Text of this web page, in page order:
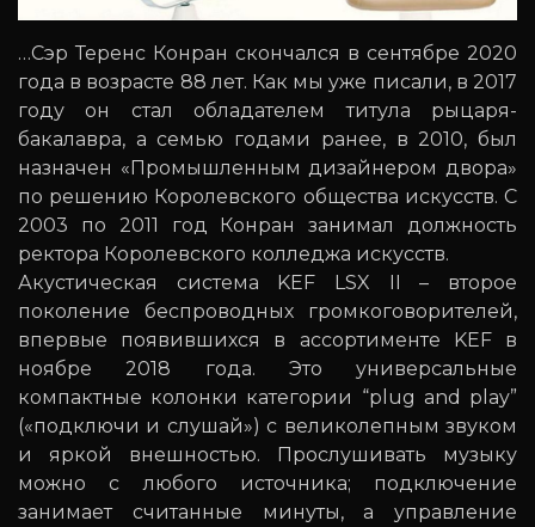
…Сэр Теренс Конран скончался в сентябре 2020
года в возрасте 88 лет. Как мы уже писали, в 2017
году он стал обладателем титула рыцаря-
бакалавра, а семью годами ранее, в 2010, был
назначен «Промышленным дизайнером двора»
по решению Королевского общества искусств. С
2003 по 2011 год Конран занимал должность
ректора Королевского колледжа искусств.
Акустическая система KEF LSX II – второе
поколение беспроводных громкоговорителей,
впервые появившихся в ассортименте KEF в
ноябре 2018 года. Это универсальные
компактные колонки категории “plug and play”
(«подключи и слушай») с великолепным звуком
и яркой внешностью. Прослушивать музыку
можно с любого источника; подключение
занимает считанные минуты, а управление